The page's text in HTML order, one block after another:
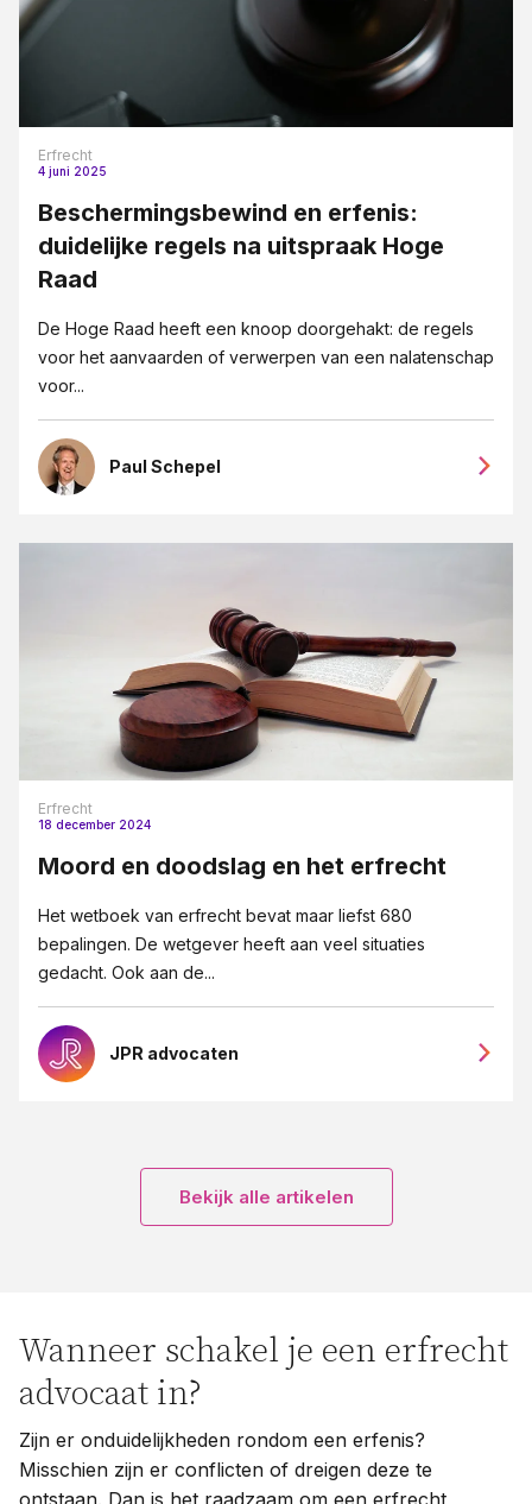
Erfrecht
4 juni 2025
Beschermingsbewind en erfenis:
duidelijke regels na uitspraak Hoge
Raad
De Hoge Raad heeft een knoop doorgehakt: de regels
voor het aanvaarden of verwerpen van een nalatenschap
voor...
Paul Schepel
Erfrecht
18 december 2024
Moord en doodslag en het erfrecht
Het wetboek van erfrecht bevat maar liefst 680
bepalingen. De wetgever heeft aan veel situaties
gedacht. Ook aan de...
JPR advocaten
Bekijk alle artikelen
Wanneer schakel je een erfrecht
advocaat in?
Zijn er onduidelijkheden rondom een erfenis?
Misschien zijn er conflicten of dreigen deze te
ontstaan. Dan is het raadzaam om een erfrecht